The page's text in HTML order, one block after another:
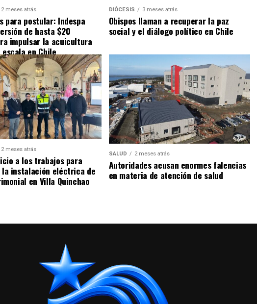
2 meses atrás
para postular: Indespa
de hasta $20
impulsar la acuicultura
en Chile
DIÓCESIS 3 meses atrás
Obispos llaman a recuperar la paz
social y el diálogo político en Chile
2 meses atrás
a los trabajos para
la instalación eléctrica de
en Villa Quinchao
SALUD 2 meses atrás
Autoridades acusan enormes falencias
en materia de atención de salud